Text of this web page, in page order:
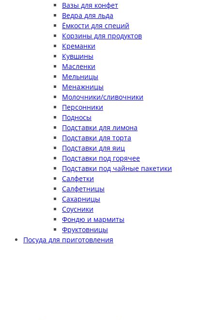
Вазы для конфет
Ведра для льда
Ёмкости для специй
Корзины для продуктов
Креманки
Кувшины
Масленки
Мельницы
Менажницы
Молочники/сливочники
Персонники
Подносы
Подставки для лимона
Подставки для торта
Подставки для яиц
Подставки под горячее
Подставки под чайные пакетики
Салфетки
Салфетницы
Сахарницы
Соусники
Фондю и мармиты
Фруктовницы
Посуда для приготовления